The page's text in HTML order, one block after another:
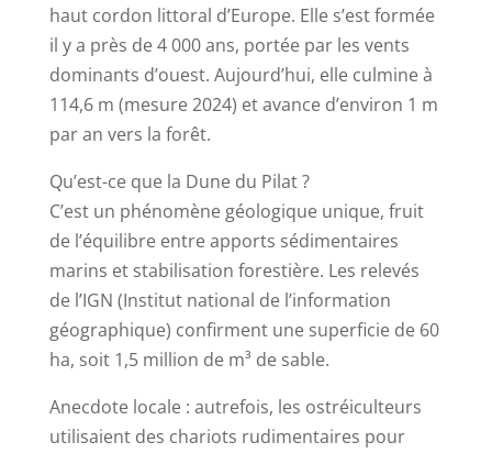
haut cordon littoral d’Europe. Elle s’est formée
il y a près de 4 000 ans, portée par les vents
dominants d’ouest. Aujourd’hui, elle culmine à
114,6 m (mesure 2024) et avance d’environ 1 m
par an vers la forêt.
Qu’est-ce que la Dune du Pilat ?
C’est un phénomène géologique unique, fruit
de l’équilibre entre apports sédimentaires
marins et stabilisation forestière. Les relevés
de l’IGN (Institut national de l’information
géographique) confirment une superficie de 60
ha, soit 1,5 million de m³ de sable.
Anecdote locale : autrefois, les ostréiculteurs
utilisaient des chariots rudimentaires pour